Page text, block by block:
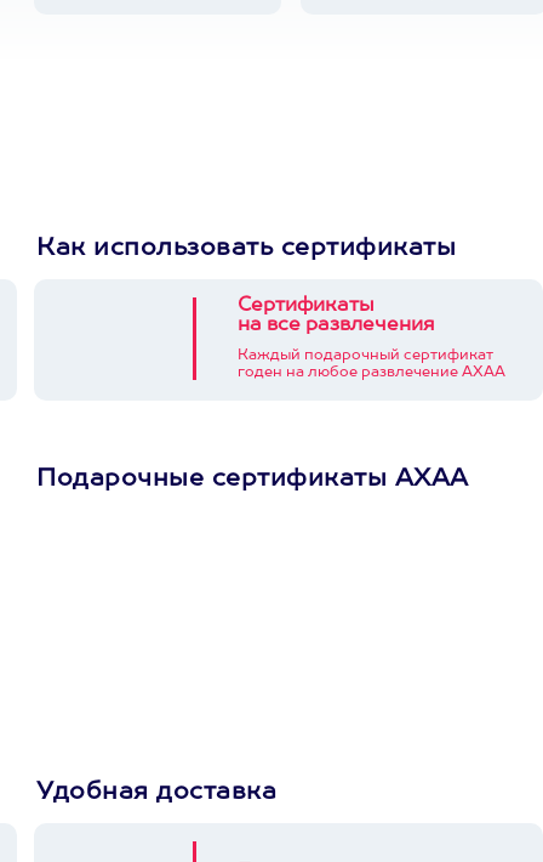
Как использовать сертификаты
Сертификаты
на все развлечения
Каждый подарочный сертификат
годен на любое развлечение АХАА
Подарочные сертификаты АХАА
Удобная доставка